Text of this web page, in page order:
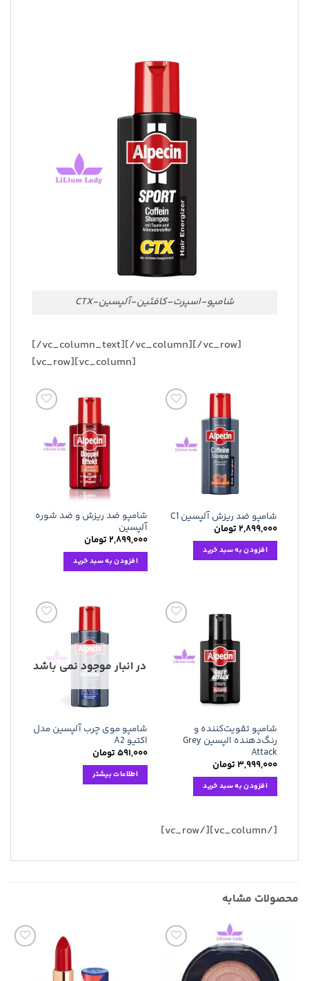
شامپو-اسپرت-کافئین-آلپسین-CTX
[/vc_column_text][/vc_column][/vc_row]
[vc_row][vc_column]
علاقه
مندی
شامپو ضد ریزش آلپسین C1
۲,۸۹۹,۰۰۰تومان
افزودن به سبد خرید
علاقه
مندی
شامپو ضد ریزش و ضد شوره
آلپسین
۲,۸۹۹,۰۰۰تومان
افزودن به سبد خرید
علاقه
مندی
شامپو تقویت‌کننده و
رنگ‌دهنده الپسین Grey
Attack
۳,۹۹۹,۰۰۰تومان
افزودن به سبد خرید
علاقه
مندی
ها
در انبار موجود نمی باشد
شامپو موی چرب آلپسین مدل
اکتیو A2
۵۹۱,۰۰۰تومان
اطلاعات بیشتر
[/vc_column][/vc_row]
محصولات مشابه
افزودن
علاقه